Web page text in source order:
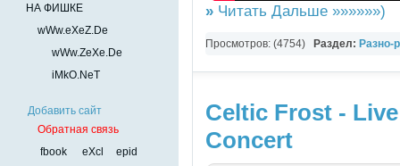
» Читать Дальше »»»»»»)
Просмотров: (4754) Раздел: Разно-
Celtic Frost -
Concert
НА ФИШКЕ
wWw.eXeZ.De
wWw.ZeXe.De
iMkO.NeT
Добавить сайт
Обратная связь
fbook
eXcl
epid